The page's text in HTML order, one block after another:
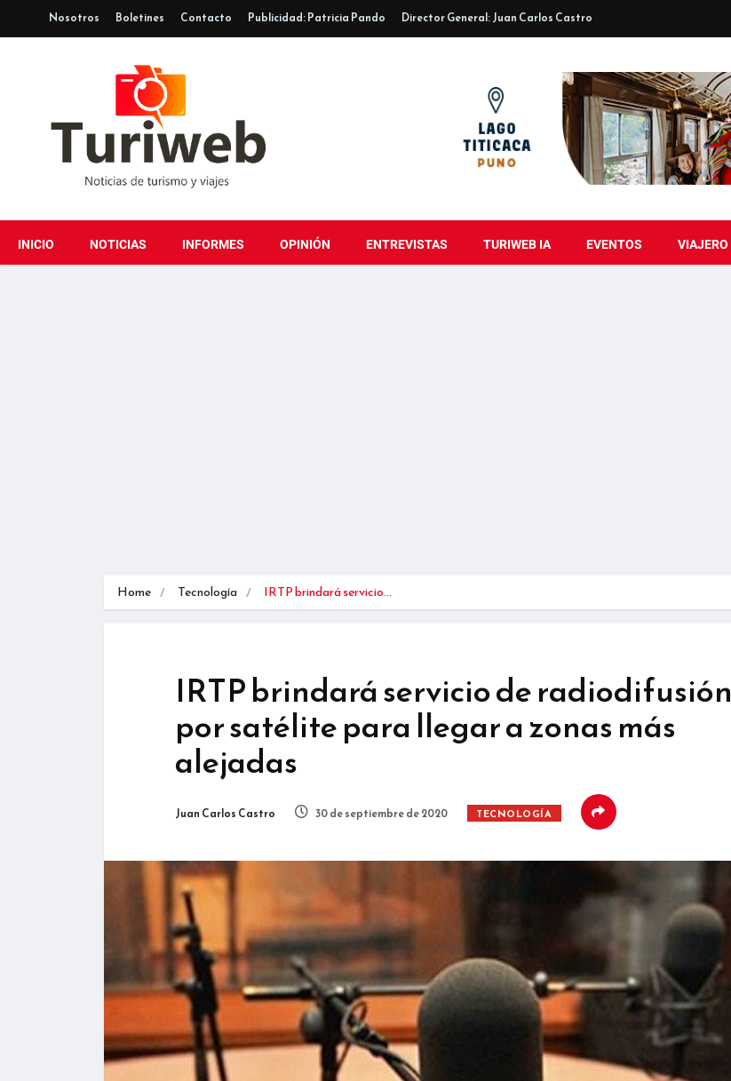
Nosotros Boletines Contacto Publicidad: Patricia Pando Director General: Juan Carlos Castro
INICIO NOTICIAS INFORMES OPINIÓN ENTREVISTAS TURIWEB IA EVENTOS VIAJERO
Home Tecnología IRTP brindará servicio…
IRTP brindará servicio de radiodifusión
por satélite para llegar a zonas más
alejadas
Juan Carlos Castro 30 de septiembre de 2020 TECNOLOGÍA